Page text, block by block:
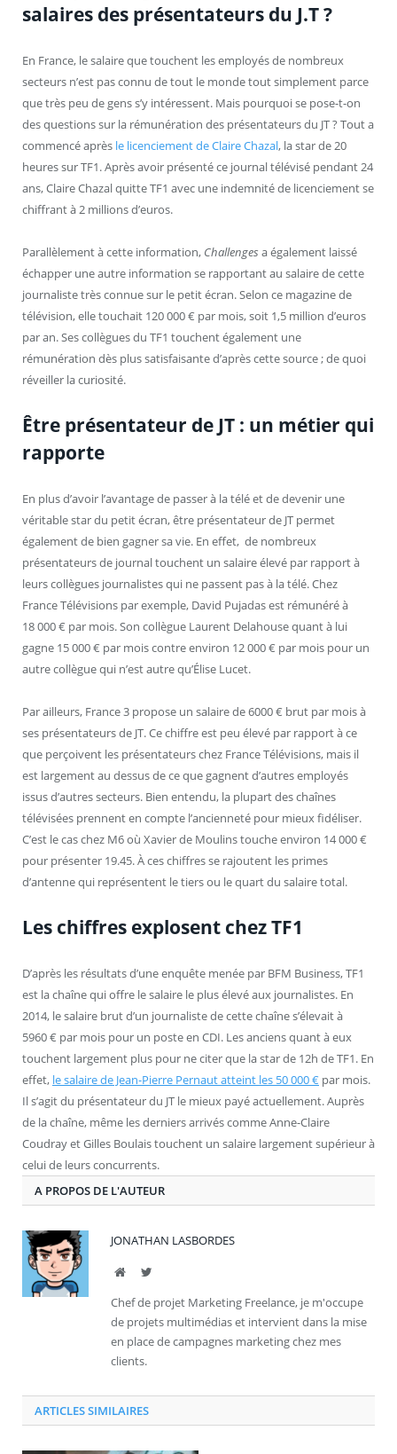
salaires des présentateurs du J.T ?
En France, le salaire que touchent les employés de nombreux
secteurs n’est pas connu de tout le monde tout simplement parce
que très peu de gens s’y intéressent. Mais pourquoi se pose-t-on
des questions sur la rémunération des présentateurs du JT ? Tout a
commencé après le licenciement de Claire Chazal, la star de 20
heures sur TF1. Après avoir présenté ce journal télévisé pendant 24
ans, Claire Chazal quitte TF1 avec une indemnité de licenciement se
chiffrant à 2 millions d’euros.
Parallèlement à cette information, Challenges a également laissé
échapper une autre information se rapportant au salaire de cette
journaliste très connue sur le petit écran. Selon ce magazine de
télévision, elle touchait 120 000 € par mois, soit 1,5 million d’euros
par an. Ses collègues du TF1 touchent également une
rémunération dès plus satisfaisante d’après cette source ; de quoi
réveiller la curiosité.
Être présentateur de JT : un métier qui
rapporte
En plus d’avoir l’avantage de passer à la télé et de devenir une
véritable star du petit écran, être présentateur de JT permet
également de bien gagner sa vie. En effet, de nombreux
présentateurs de journal touchent un salaire élevé par rapport à
leurs collègues journalistes qui ne passent pas à la télé. Chez
France Télévisions par exemple, David Pujadas est rémunéré à
18 000 € par mois. Son collègue Laurent Delahouse quant à lui
gagne 15 000 € par mois contre environ 12 000 € par mois pour un
autre collègue qui n’est autre qu’Élise Lucet.
Par ailleurs, France 3 propose un salaire de 6000 € brut par mois à
ses présentateurs de JT. Ce chiffre est peu élevé par rapport à ce
que perçoivent les présentateurs chez France Télévisions, mais il
est largement au dessus de ce que gagnent d’autres employés
issus d’autres secteurs. Bien entendu, la plupart des chaînes
télévisées prennent en compte l’ancienneté pour mieux fidéliser.
C’est le cas chez M6 où Xavier de Moulins touche environ 14 000 €
pour présenter 19.45. À ces chiffres se rajoutent les primes
d’antenne qui représentent le tiers ou le quart du salaire total.
Les chiffres explosent chez TF1
D’après les résultats d’une enquête menée par BFM Business, TF1
est la chaîne qui offre le salaire le plus élevé aux journalistes. En
2014, le salaire brut d’un journaliste de cette chaîne s’élevait à
5960 € par mois pour un poste en CDI. Les anciens quant à eux
touchent largement plus pour ne citer que la star de 12h de TF1. En
effet, le salaire de Jean-Pierre Pernaut atteint les 50 000 € par mois.
Il s’agit du présentateur du JT le mieux payé actuellement. Auprès
de la chaîne, même les derniers arrivés comme Anne-Claire
Coudray et Gilles Boulais touchent un salaire largement supérieur à
celui de leurs concurrents.
A PROPOS DE L'AUTEUR
JONATHAN LASBORDES
Site Twitter
Chef de projet Marketing Freelance, je m'occupe
de projets multimédias et intervient dans la mise
en place de campagnes marketing chez mes
clients.
ARTICLES SIMILAIRES